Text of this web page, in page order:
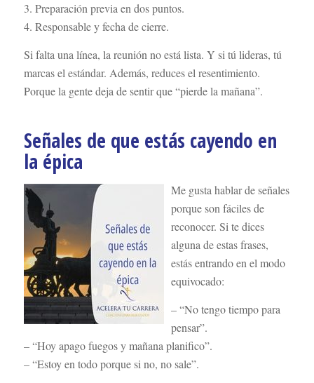
3. Preparación previa en dos puntos.
4. Responsable y fecha de cierre.
Si falta una línea, la reunión no está lista. Y si tú lideras, tú
marcas el estándar. Además, reduces el resentimiento.
Porque la gente deja de sentir que “pierde la mañana”.
Señales de que estás cayendo en
la épica
Me gusta hablar de señales
porque son fáciles de
reconocer. Si te dices
alguna de estas frases,
estás entrando en el modo
equivocado:
– “No tengo tiempo para
pensar”.
– “Hoy apago fuegos y mañana planifico”.
– “Estoy en todo porque si no, no sale”.